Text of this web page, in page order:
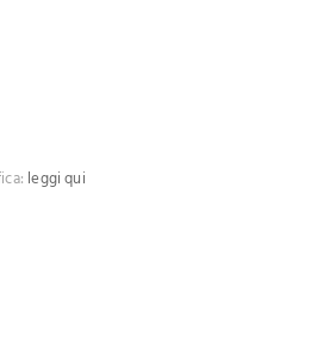
leggi qui